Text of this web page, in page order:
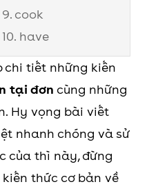
9. cook
10. have
chi tiết những kiến
tại đơn cùng những
Hy vọng bài viết
nhanh chóng và sử
của thì này, đừng
thức cơ bản về